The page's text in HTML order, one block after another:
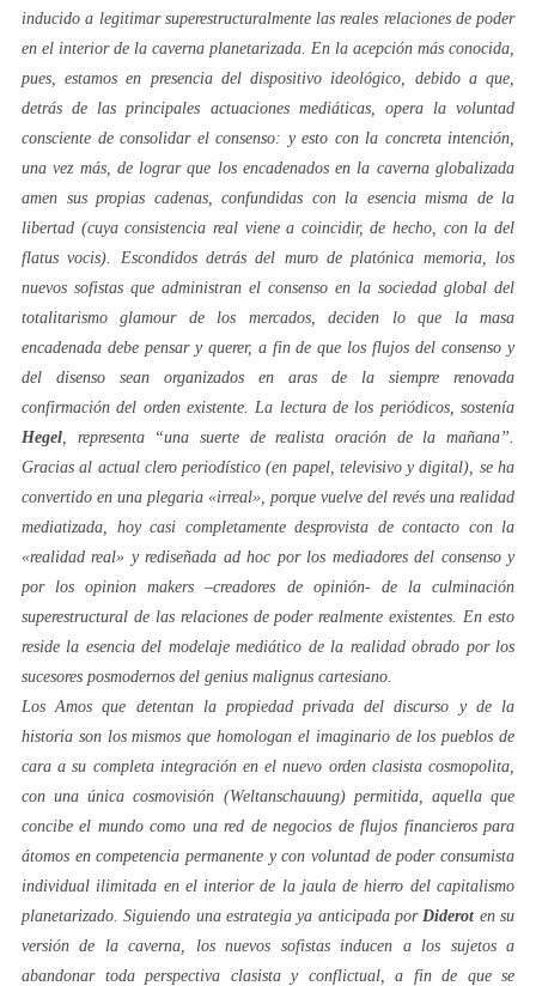
inducido a legitimar superestructuralmente las reales relaciones de poder
en el interior de la caverna planetarizada. En la acepción más conocida,
pues, estamos en presencia del dispositivo ideológico, debido a que,
detrás de las principales actuaciones mediáticas, opera la voluntad
consciente de consolidar el consenso: y esto con la concreta intención,
una vez más, de lograr que los encadenados en la cavernaglobalizada
amen sus propias cadenas, confundidas con la esencia misma de la
libertad (cuya consistencia real viene a coincidir, de hecho, con la del
flatus vocis). Escondidos detrás del muro deplatónica memoria, los
nuevos sofistas que administran el consenso en la sociedad global del
totalitarismoglamourde los mercados, deciden lo que la masa
encadenada debe pensar y querer, a fin de que los flujos delconsenso y
del disenso sean organizados en aras de la siempre renovada
confirmación del orden existente. La lectura de los periódicos, sostenía
Hegel , representa “una suerte de realista oración de la mañana”.
Gracias al actual cleroperiodístico (en papel, televisivo y digital), se ha
convertido en una plegaria «irreal», porque vuelve del revés una realidad
mediatizada, hoy casi completamente desprovista de contacto con la
«realidad real» y rediseñada ad hoc por los mediadores del consenso y
por losopinion makers –creadores de opinión- de la culminación
superestructural de las relaciones de poder realmente existentes. En esto
reside la esencia del modelaje mediático de la realidad obrado por los
sucesores posmodernos del genius malignus cartesiano
LosAmos que detentan la propiedad privada del discurso y de la
historia son los mismos que homologan el imaginario de los pueblos de
cara a su completa integración en el nuevo orden clasista cosmopolita,
con una única cosmovisión (Weltanschauung) permitida, aquella que
concibe el mundo como una red de negocios de flujos financieros para
átomos en competencia permanente y con voluntad de poderconsumista
individual ilimitada en el interior de la jaula de hierro del capitalismo
planetarizado. Siguiendo una estrategia ya anticipada por Diderot en su
versión de lacaverna , losnuevos sofistasinducen a los sujetos a
abandonar toda perspectiva clasista y conflictual, a fin de que se